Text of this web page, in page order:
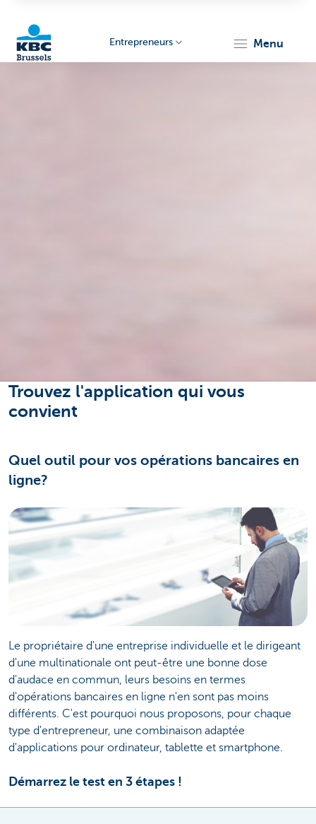
Entrepreneurs menu
Trouvez l'application qui vous
convient
Quel outil pour vos opérations bancaires en
ligne?
Le propriétaire d'une entreprise individuelle et le dirigeant
d'une multinationale ont peut-être une bonne dose
d'audace en commun, leurs besoins en termes
d'opérations bancaires en ligne n'en sont pas moins
différents. C'est pourquoi nous proposons, pour chaque
type d'entrepreneur, une combinaison adaptée
d'applications pour ordinateur, tablette et smartphone.
Démarrez le test en 3 étapes !